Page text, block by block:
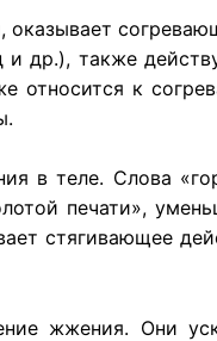
и др.), также
относится к
в теле. Слова
печати»,
стягивающее
жжения. Они